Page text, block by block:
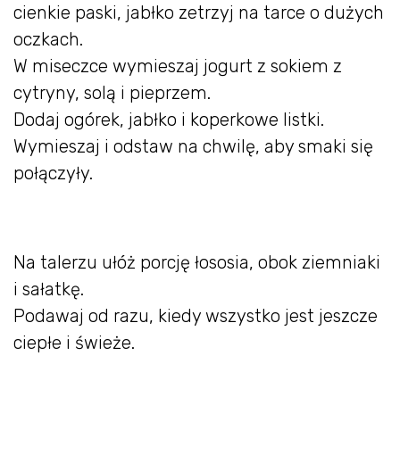
cienkie paski, jabłko zetrzyj na tarce o dużych
oczkach.
W miseczce wymieszaj jogurt z sokiem z
cytryny, solą i pieprzem.
Dodaj ogórek, jabłko i koperkowe listki.
Wymieszaj i odstaw na chwilę, aby smaki się
połączyły.
Na talerzu ułóż porcję łososia, obok ziemniaki
i sałatkę.
Podawaj od razu, kiedy wszystko jest jeszcze
ciepłe i świeże.